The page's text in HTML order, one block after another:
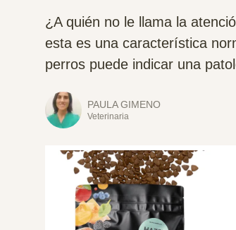
¿A quién no le llama la
esta es una característica
perros puede indicar una
PAULA GIMENO
Veterinaria